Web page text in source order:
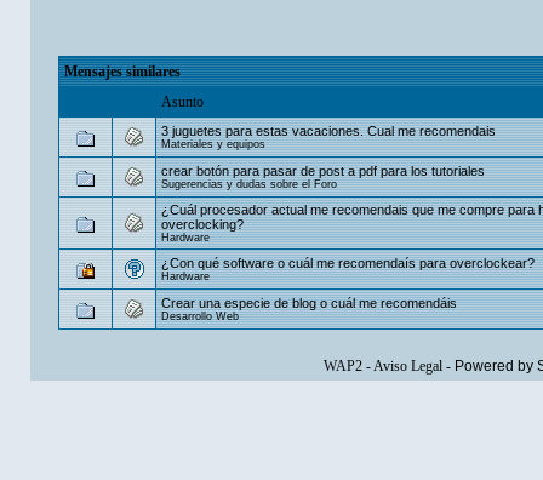
Mensajes similares
Asunto
3 juguetes para estas vacaciones. Cual me recomendais
Materiales y equipos
crear botón para pasar de post a pdf para los tutoriales
Sugerencias y dudas sobre el Foro
¿Cuál procesador actual me recomendais que me compre para
overclocking?
Hardware
¿Con qué software o cuál me recomendaís para overclockear?
Hardware
Crear una especie de blog o cuál me recomendáis
Desarrollo Web
WAP2-Aviso Legal- Powered by